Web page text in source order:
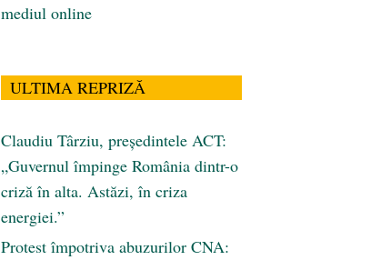
mediul online
ULTIMA REPRIZĂ
Claudiu Târziu, președintele ACT:
„Guvernul împinge România dintr-o
criză în alta. Astăzi, în criza
energiei.”
Protest împotriva abuzurilor CNA: